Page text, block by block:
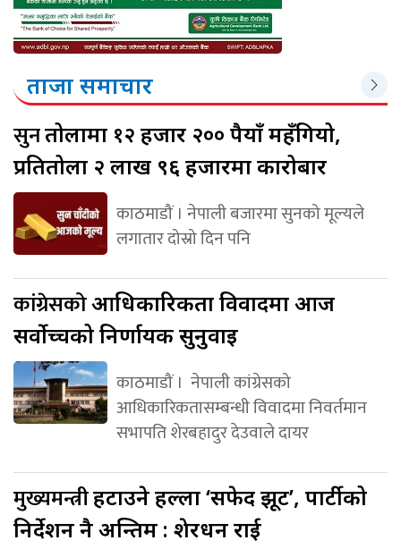
ताजा समाचार
सुनतोलामा १२ हजार २०० रुपैयाँ महँगियो,
प्रतितोला २ लाख ९६ हजारमा कारोबार
काठमाडौं । नेपाली बजारमा सुनको मूल्यले
लगातार दोस्रो दिन पनि
कांग्रेसकोआधिकारिकता विवादमा आज
सर्वोच्चको निर्णायक सुनुवाइ
काठमाडौं । नेपाली कांग्रेसको
आधिकारिकतासम्बन्धी विवादमा निवर्तमान
सभापति शेरबहादुर देउवाले दायर
मुख्यमन्त्रीहटाउने हल्ला ‘सफेद झूट’, पार्टीको
निर्देशन नै अन्तिम : शेरधन राई